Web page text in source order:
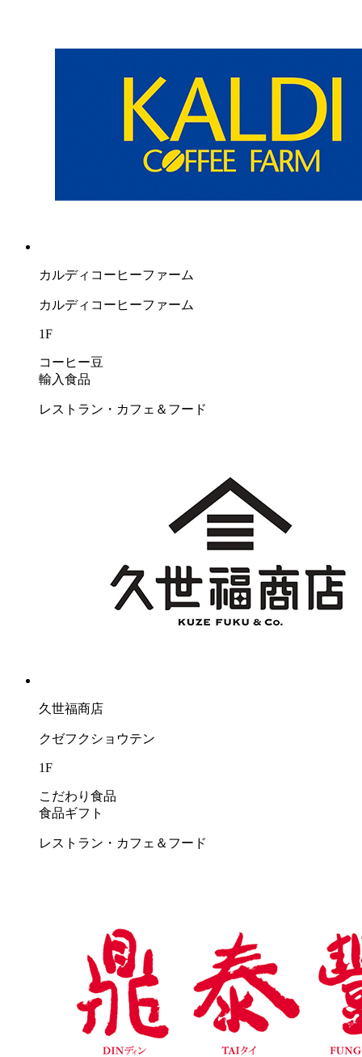
カルディコーヒーファーム
カルディコーヒーファーム
1F
コーヒー豆
輸入食品
レストラン・カフェ＆フード
久世福商店
クゼフクショウテン
1F
こだわり食品
食品ギフト
レストラン・カフェ＆フード